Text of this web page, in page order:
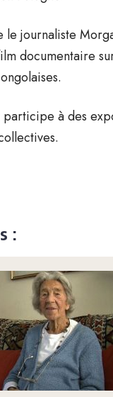
le journaliste
documentaire
à des
: